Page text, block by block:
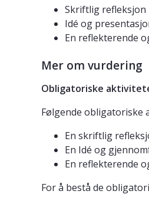
Skriftlig refleksjon
Idé og
En reflekterende
Mer om vurdering
Obligatoriske
Følgende obligatoriske
En skriftlig
En Idé og
En reflekterende
For å bestå de